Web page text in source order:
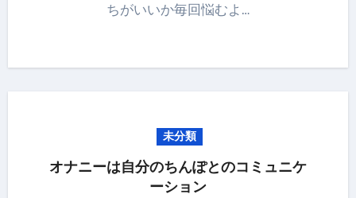
ちがいいか毎回悩むよ…
未分類
オナニーは自分のちんぽとのコミュニケ
ーション